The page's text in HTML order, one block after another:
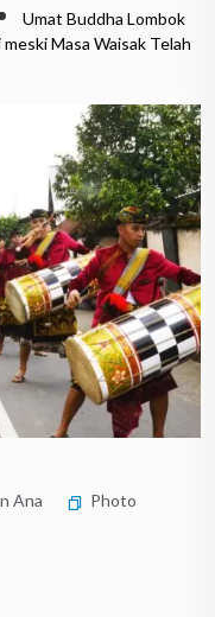
Umat Buddha Lombok
Masa Waisak Telah
Ana
Photo